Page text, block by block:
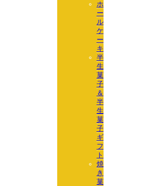
ホ
ー
ル
ケ
ー
キ
半
生
菓
子
＆
半
生
菓
子
ギ
フ
ト
焼
き
菓